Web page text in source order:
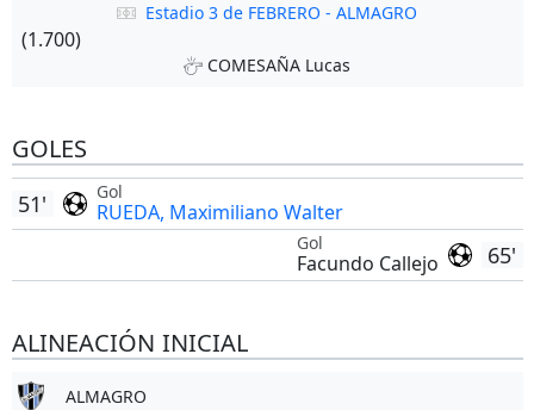
Estadio 3 de FEBRERO - ALMAGRO
(1.700)
COMESAÑA Lucas
GOLES
Gol
RUEDA, Maximiliano Walter
51'
65'
Gol
Facundo Callejo
ALINEACIÓN INICIAL
ALMAGRO